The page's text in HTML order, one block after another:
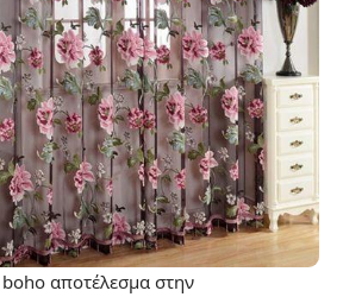
boho αποτέλεσμα στην